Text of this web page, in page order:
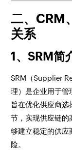
二、CRM
关系
1、SRM简
SRM（Supplier
理）是企业用于管
旨在优化供应商
节，实现供应链的
够建立稳定的供应
险。